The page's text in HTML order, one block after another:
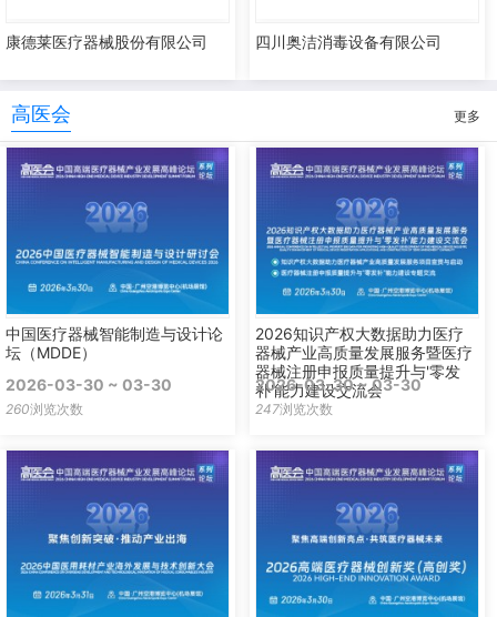
康德莱医疗器械股份有限公司 四川奥洁消毒设备有限公司
高医会 更多
中国医疗器械智能制造与设计论
坛（MDDE）
2026-03-30 ~ 03-30
260浏览次数
2026知识产权大数据助力医疗
器械产业高质量发展服务暨医疗
器械注册申报质量提升与'零发
补'能力建设交流会
2026-03-30 ~ 03-30
247浏览次数